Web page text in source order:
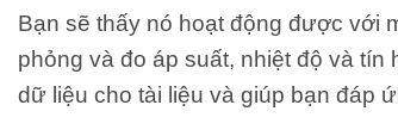
Bạn sẽ thấy nó hoạt động được với
phỏng và đo áp suất, nhiệt độ và
dữ liệu cho tài liệu và giúp bạn đáp